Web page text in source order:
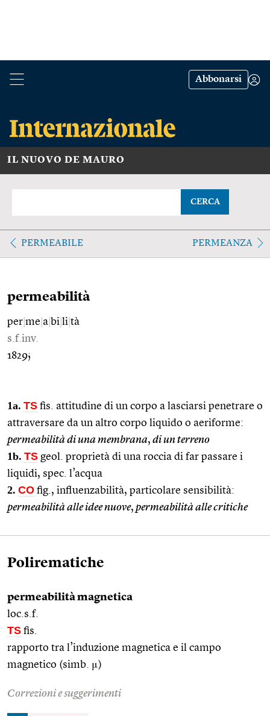
Abbonarsi
IL NUOVO DE MAURO
CERCA
PERMEABILE PERMEANZA
permeabilità
per me a bi li tà
s.f.inv.
1829;
1a. TS fis. attitudine di un corpo a lasciarsi penetrare o
attraversare da un altro corpo liquido o aeriforme:
permeabilità di una membrana, di un terreno
1b. TS geol. proprietà di una roccia di far passare i
liquidi, spec. l’acqua
2. CO fig., influenzabilità, particolare sensibilità:
permeabilità alle idee nuove, permeabilità alle critiche
Polirematiche
permeabilità magnetica
loc.s.f.
TS fis.
rapporto tra l’induzione magnetica e il campo
magnetico (simb. μ)
Correzioni e suggerimenti